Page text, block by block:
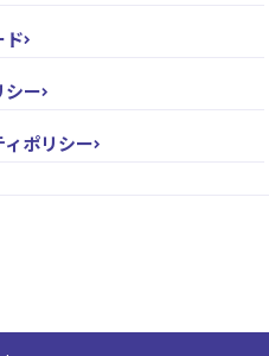
ド
シー
ポリシー